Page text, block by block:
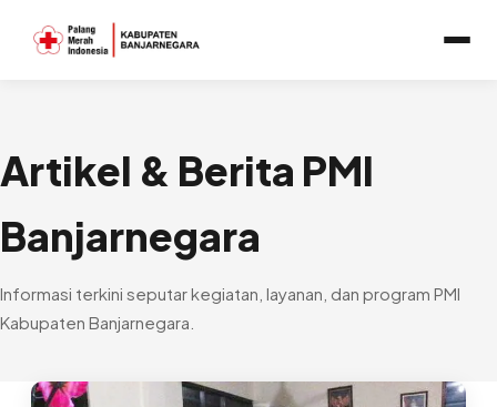
Artikel & Berita PMI
Banjarnegara
Informasi terkini seputar kegiatan, layanan, dan program PMI
Kabupaten Banjarnegara.